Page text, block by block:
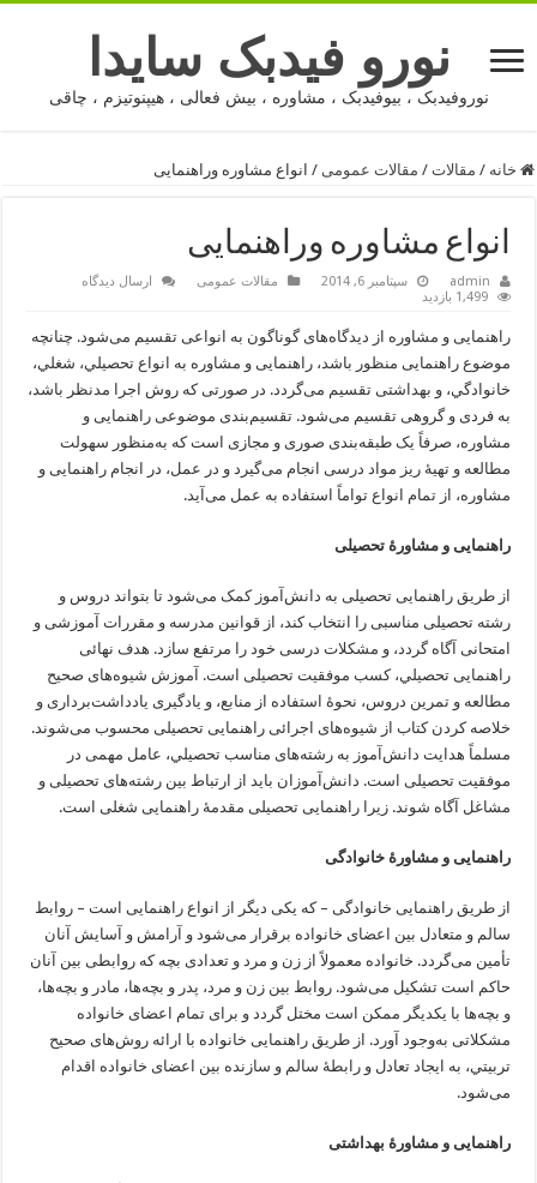
نورو فیدبک سایدا
نوروفیدبک ، بیوفیدبک ، مشاوره ، بیش فعالی ، هیپنوتیزم ، چاقی
خانه / مقالات / مقالات عمومی / انواع مشاوره وراهنمایی
انواع مشاوره وراهنمایی
admin سپتامبر 6, 2014 مقالات عمومی
ارسال دیدگاه
1,499 بازدید
راهنمايى و مشاوره از ديدگاه‌هاى گوناگون به انواعى تقسيم مى‌شود. چنانچه
موضوع راهنمايى منظور باشد، راهنمايى و مشاوره به انواع تحصيلي، شغلي،
خانوادگي، و بهداشتى تقسيم مى‌گردد. در صورتى که روش اجرا مدنظر باشد،
به فردى و گروهى تقسيم مى‌شود. تقسيم‌بندى موضوعى راهنمايى و
مشاوره، صرفاً يک طبقه‌بندى صورى و مجازى است که به‌منظور سهولت
مطالعه و تهيهٔ ريز مواد درسى انجام مى‌گيرد و در عمل، در انجام راهنمايى و
مشاوره، از تمام انواع تواماً استفاده به عمل مى‌آيد.
راهنمايى و مشاورهٔ تحصيلى
از طريق راهنمايى تحصيلى به دانش‌آموز کمک مى‌شود تا بتواند دروس و
رشته تحصيلى مناسبى را انتخاب کند، از قوانين مدرسه و مقررات آموزشى و
امتحانى آگاه گردد، و مشکلات درسى خود را مرتفع سازد. هدف نهائى
راهنمايى تحصيلي، کسب موفقيت تحصيلى است. آموزش شيوه‌هاى صحيح
مطالعه و تمرين دروس، نحوهٔ استفاده از منابع، و يادگيرى يادداشت‌بردارى و
خلاصه کردن کتاب از شيوه‌هاى اجرائى راهنمايى تحصيلى محسوب مى‌شوند.
مسلماً هدايت دانش‌آموز به رشته‌هاى مناسب تحصيلي، عامل مهمى در
موفقيت تحصيلى است. دانش‌آموزان بايد از ارتباط بين رشته‌هاى تحصيلى و
مشاغل آگاه شوند. زيرا راهنمايى تحصيلى مقدمهٔ راهنمايى شغلى است.
راهنمايى و مشاورهٔ خانوادگى
از طريق راهنمايى خانوادگى – که يکى ديگر از انواع راهنمايى است – روابط
سالم و متعادل بين اعضاى خانواده برقرار مى‌شود و آرامش و آسايش آنان
تأمين مى‌گردد. خانواده معمولاً از زن و مرد و تعدادى بچه که روابطى بين آنان
حاکم است تشکيل مى‌شود. روابط بين زن و مرد، پدر و بچه‌ها، مادر و بچه‌ها،
و بچه‌ها با يکديگر ممکن است مختل گردد و براى تمام اعضاى خانواده
مشکلاتى به‌وجود آورد. از طريق راهنمايى خانواده با ارائه روش‌هاى صحيح
تربيتي، به ايجاد تعادل و رابطهٔ سالم و سازنده بين اعضاى خانواده اقدام
مى‌شود.
راهنمايى و مشاورهٔ بهداشتى